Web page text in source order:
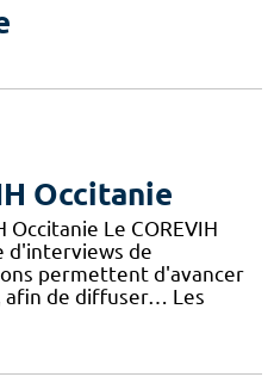
Occitanie
Occitanie Le COREVIH
d'interviews de
permettent d'avancer
afin de diffuser… Les